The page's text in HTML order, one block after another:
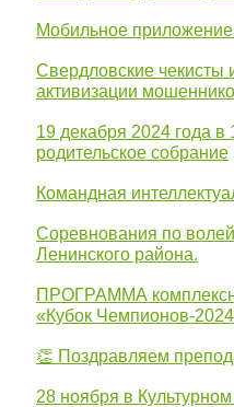
Мобильное
Свердловские
активизации
19 декабря 2024 года
родительское собрание
Командная
Соревнования по
Ленинского района.
ПРОГРАММА
«Кубок Чемпионов-
👏 Поздравляем
28 ноября в